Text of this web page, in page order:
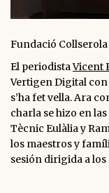
Fundació Collserola
El periodistaVicent
Vertigen Digital
s’ha fet vella. Ara
charla se hizo en
Tècnic Eulàlia y
los maestros y
sesión dirigida a